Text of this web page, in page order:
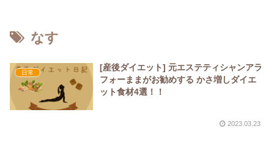
なす
日常
[産後ダイエット] 元エステティシャンアラ
フォーままがお勧めする かさ増しダイエ
ット食材4選！！
2023.03.23